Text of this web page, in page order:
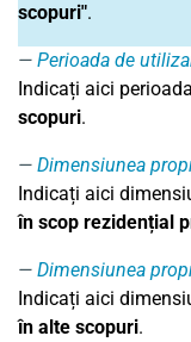
scopuri".
Perioada de
Indicați aici
scopuri.
Dimensiunea
Indicați aici
în scop rezidențial
Dimensiunea
Indicați aici
în alte scopuri.